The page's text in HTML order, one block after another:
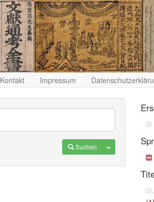
Kontakt Impressum
Suchen Toggle